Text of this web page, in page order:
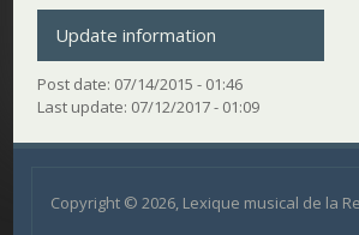
Update information
Post date: 07/14/2015 - 01:46
Last update: 07/12/2017 - 01:09
Copyright © 2026, Lexique musical de la